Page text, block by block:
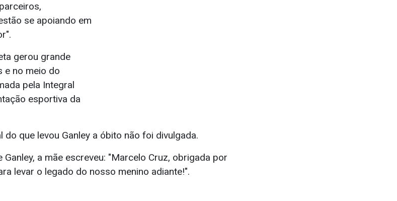
se apoiando em
gerou grande
e no meio do
pela Integral
esportiva da
que levou Ganley a óbito não foi divulgada.
a mãe escreveu: "Marcelo Cruz, obrigada por
levar o legado do nosso menino adiante!".